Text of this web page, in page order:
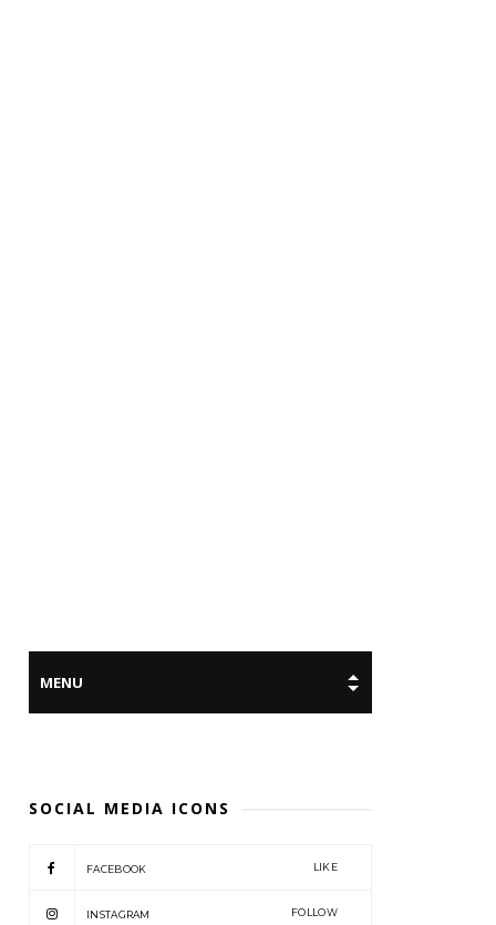
SOCIAL MEDIA ICONS
FACEBOOK LIKE
INSTAGRAM FOLLOW